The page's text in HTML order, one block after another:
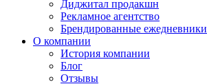
Диджитал продакшн
Рекламное агентство
Брендированные ежедневники
О компании
История компании
Блог
Отзывы